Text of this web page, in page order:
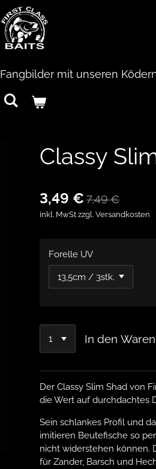
Fangbilder mit unseren
Classy
3,49 € 7,49 €
inkl. MwSt zzgl. Versandkosten
Forelle UV
In den
Der Classy Slim Shad von
die Wert auf durchdachtes
Sein schlankes Profil und
imitieren Beutefische so
nicht widerstehen können.
für Zander, Barsch und